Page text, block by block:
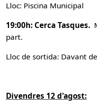
Lloc: Piscina Municipal
19:00h: Cerca Tasques.
part.
Lloc de sortida: Davant
Divendres 12 d'agost: